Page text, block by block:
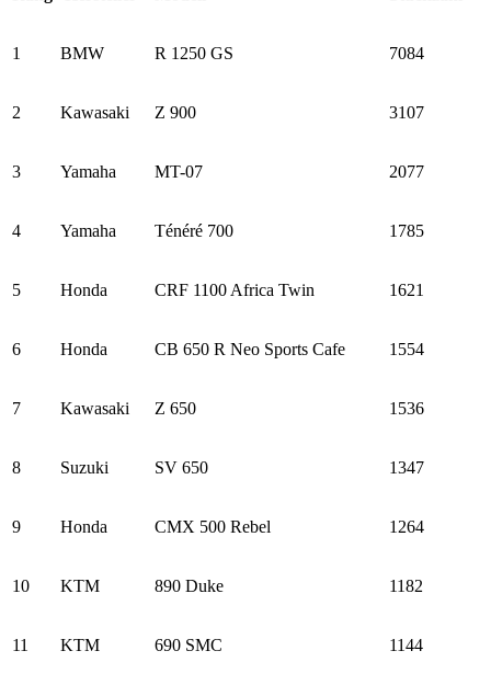
1 BMW R 1250 GS 7084
2 Kawasaki Z 900 3107
3 Yamaha MT-07 2077
4 Yamaha Ténéré 700 1785
5 Honda CRF 1100 Africa Twin 1621
6 Honda CB 650 R Neo Sports Cafe 1554
7 Kawasaki Z 650 1536
8 Suzuki SV 650 1347
9 Honda CMX 500 Rebel 1264
10 KTM 890 Duke 1182
11 KTM 690 SMC 1144